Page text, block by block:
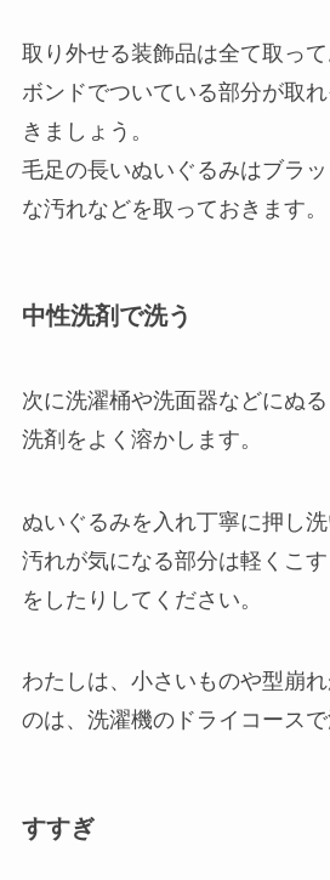
取り外せる装飾品は全て取って
ボンドでついている部分が取
きましょう。
毛足の長いぬいぐるみはブラ
な汚れなどを取っておきます。
中性洗剤で洗う
次に洗濯桶や洗面器などにぬ
洗剤をよく溶かします。
ぬいぐるみを入れ丁寧に押し洗
汚れが気になる部分は軽くこ
をしたりしてください。
わたしは、小さいものや型崩
のは、洗濯機のドライコースで
すすぎ